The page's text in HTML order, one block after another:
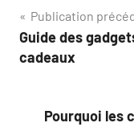
Navigation
de
Publication
Guide des
cadeaux
Pourquoi les